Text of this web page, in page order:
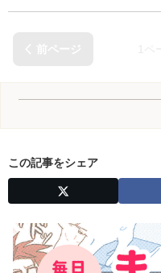
この記事をシェア